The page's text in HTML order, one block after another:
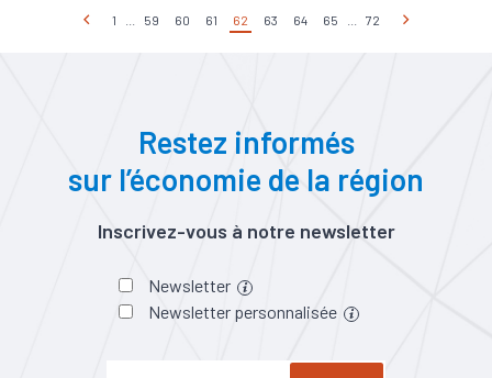
1 59 60 61 62 63 64 65 72
Restez informés
sur l’économie de la région
Inscrivez-vous à notre newsletter
Newsletter
Newsletter personnalisée